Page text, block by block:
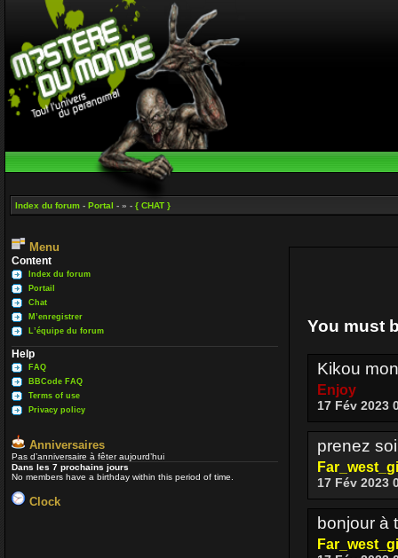
Index du forum - Portal - » - { CHAT }
Menu
Content
Index du forum
Portail
Chat
M’enregistrer
L’équipe du forum
Help
FAQ
BBCode FAQ
Terms of use
Privacy policy
Anniversaires
Pas d’anniversaire à fêter aujourd’hui
Dans les 7 prochains jours
No members have a birthday within this period of time.
Clock
You must
Kikou
Enjoy
17 Fév 2023
prenez
17 Fév 2023
bonjour à